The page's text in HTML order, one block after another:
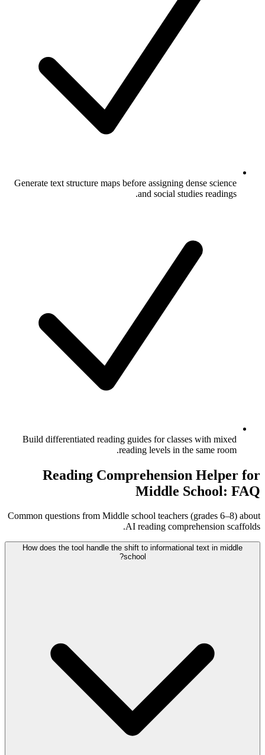
Generate text structure maps before assigning dense science
and social studies readings.
Build differentiated reading guides for classes with mixed
reading levels in the same room.
Reading Comprehension Helper for
Middle School: FAQ
Common questions from Middle school teachers (grades 6–8) about
AI reading comprehension scaffolds.
How does the tool handle the shift to informational text in middle
school?